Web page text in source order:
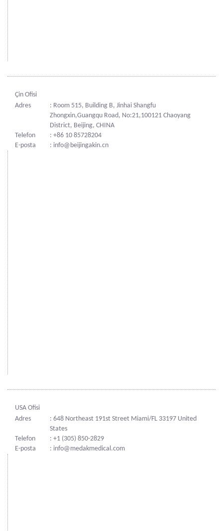
Çin Ofisi
Adres
: Room 515, Building B, Jinhai Shangfu
Zhongxin,Guangqu Road, No:21,100121 Chaoyang
District, Beijing, CHINA
Telefon
: +86 10 85728204
E-posta
: info@beijingakin.cn
USA Ofisi
Adres
: 648 Northeast 191st Street Miami/FL 33197 United
States
Telefon
: +1 (305) 850-2829
E-posta
: info@medakmedical.com